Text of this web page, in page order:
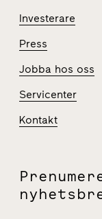
Investerare
Press
Jobba hos oss
Servicenter
Kontakt